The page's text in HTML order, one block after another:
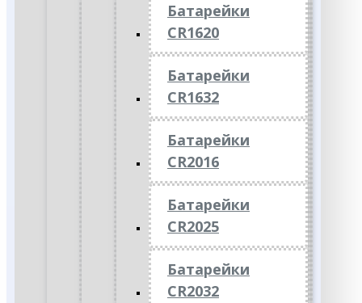
Батарейки
CR1620
Батарейки
CR1632
Батарейки
CR2016
Батарейки
CR2025
Батарейки
CR2032